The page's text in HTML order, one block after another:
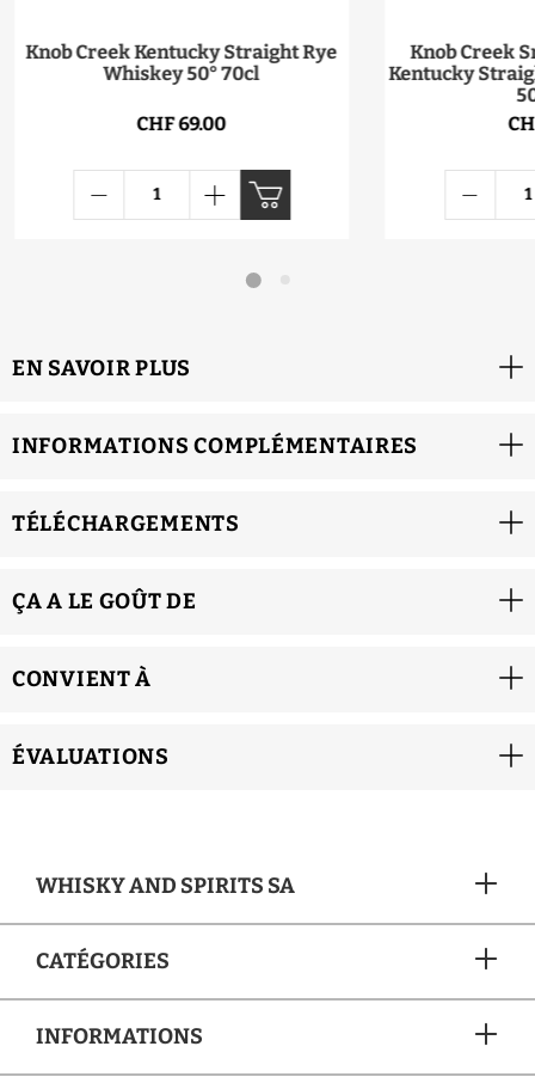
Knob Creek Kentucky Straight Rye
Whiskey 50° 70cl
CHF 69.00
Knob Creek
Kentucky
EN SAVOIR PLUS
INFORMATIONS COMPLÉMENTAIRES
TÉLÉCHARGEMENTS
ÇA A LE GOÛT DE
CONVIENT À
ÉVALUATIONS
WHISKY AND SPIRITS SA
CATÉGORIES
INFORMATIONS